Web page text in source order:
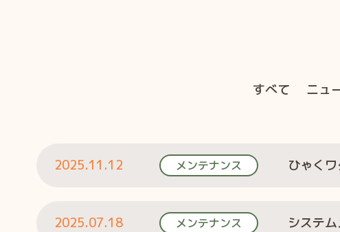
すべて ニュ
2025.11.12 メンテナンス ひゃく
2025.07.18 メンテナンス システ